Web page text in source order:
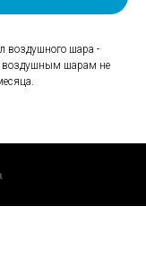
воздушного шара -
воздушным шарам не